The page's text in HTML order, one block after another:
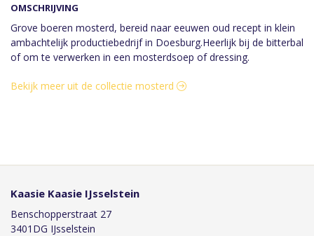
OMSCHRIJVING
Grove boeren mosterd, bereid naar eeuwen oud recept in klein
ambachtelijk productiebedrijf in Doesburg.Heerlijk bij de bitterbal
of om te verwerken in een mosterdsoep of dressing.
Bekijk meer uit de collectie mosterd
Kaasie Kaasie IJsselstein
Benschopperstraat 27
3401DG IJsselstein